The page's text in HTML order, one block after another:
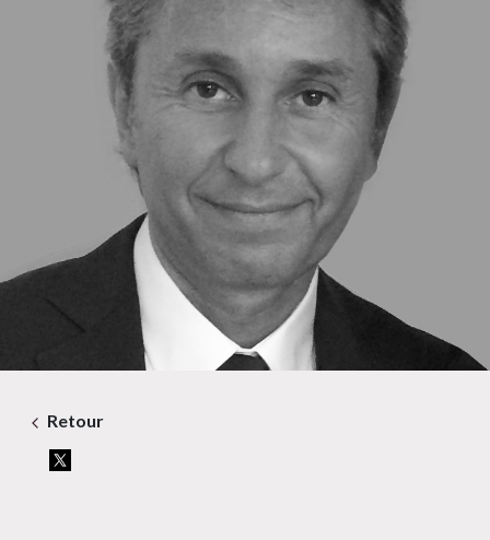
Retour